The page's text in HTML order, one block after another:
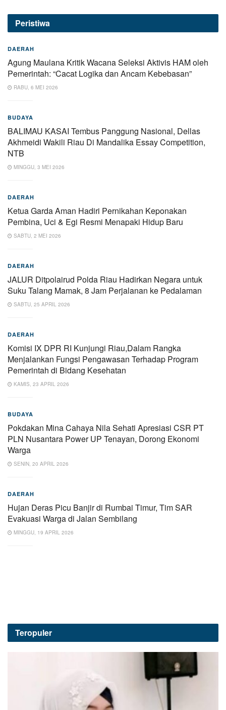
Peristiwa
DAERAH
Agung Maulana Kritik Wacana Seleksi Aktivis HAM oleh
Pemerintah: “Cacat Logika dan Ancam Kebebasan”
RABU, 6 MEI 2026
BUDAYA
BALIMAU KASAI Tembus Panggung Nasional, Dellas
Akhmeidi Wakili Riau Di Mandalika Essay Competition,
NTB
MINGGU, 3 MEI 2026
DAERAH
Ketua Garda Aman Hadiri Pernikahan Keponakan
Pembina, Uci & Egi Resmi Menapaki Hidup Baru
SABTU, 2 MEI 2026
DAERAH
JALUR Ditpolairud Polda Riau Hadirkan Negara untuk
Suku Talang Mamak, 8 Jam Perjalanan ke Pedalaman
SABTU, 25 APRIL 2026
DAERAH
Komisi IX DPR RI Kunjungi Riau,Dalam Rangka
Menjalankan Fungsi Pengawasan Terhadap Program
Pemerintah di Bidang Kesehatan
KAMIS, 23 APRIL 2026
BUDAYA
Pokdakan Mina Cahaya Nila Sehati Apresiasi CSR PT
PLN Nusantara Power UP Tenayan, Dorong Ekonomi
Warga
SENIN, 20 APRIL 2026
DAERAH
Hujan Deras Picu Banjir di Rumbai Timur, Tim SAR
Evakuasi Warga di Jalan Sembilang
MINGGU, 19 APRIL 2026
Teropuler